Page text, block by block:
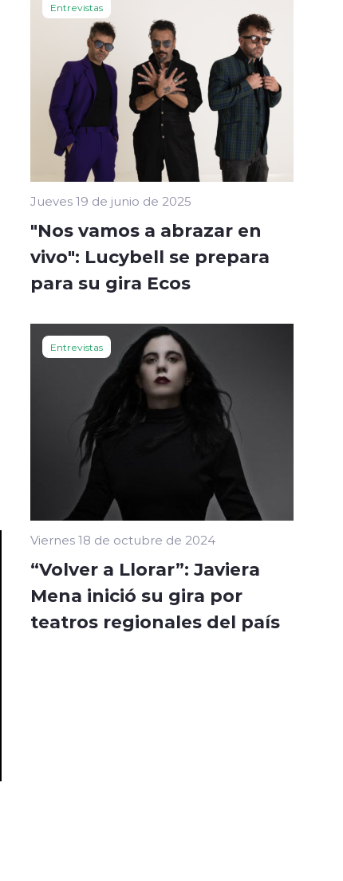
Entrevistas
Jueves 19 de junio de 2025
"Nos vamos a abrazar en
vivo": Lucybell se prepara
para su gira Ecos
Entrevistas
Viernes 18 de octubre de 2024
“Volver a Llorar”: Javiera
Mena inició su gira por
teatros regionales del país